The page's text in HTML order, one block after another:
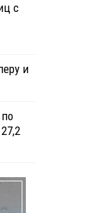
с
и